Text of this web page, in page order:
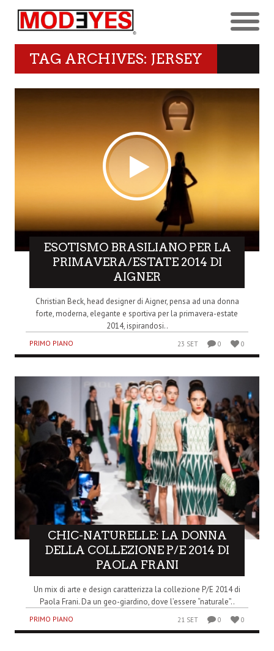
TAG ARCHIVES: JERSEY
ESOTISMO BRASILIANO PER LA
PRIMAVERA/ESTATE 2014 DI
AIGNER
Christian Beck, head designer di Aigner, pensa ad una donna
forte, moderna, elegante e sportiva per la primavera-estate
2014, ispirandosi..
PRIMO PIANO 23 SET 0 0
CHIC-NATURELLE: LA DONNA
DELLA COLLEZIONE P/E 2014 DI
PAOLA FRANI
Un mix di arte e design caratterizza la collezione P/E 2014 di
Paola Frani. Da un geo-giardino, dove l’essere “naturale”..
PRIMO PIANO 21 SET 0 0